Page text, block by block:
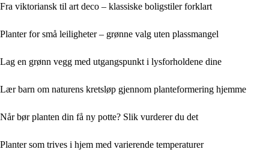
Fra viktoriansk til art deco – klassiske boligstiler forklart
Planter for små leiligheter – grønne valg uten plassmangel
Lag en grønn vegg med utgangspunkt i lysforholdene dine
Lær barn om naturens kretsløp gjennom planteformering hjemme
Når bør planten din få ny potte? Slik vurderer du det
Planter som trives i hjem med varierende temperaturer